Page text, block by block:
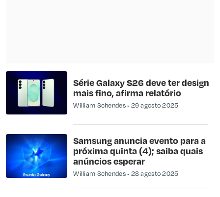
Série Galaxy S26 deve ter design
mais fino, afirma relatório
William Schendes 29 agosto 2025
Samsung anuncia evento para a
próxima quinta (4); saiba quais
anúncios esperar
William Schendes 28 agosto 2025